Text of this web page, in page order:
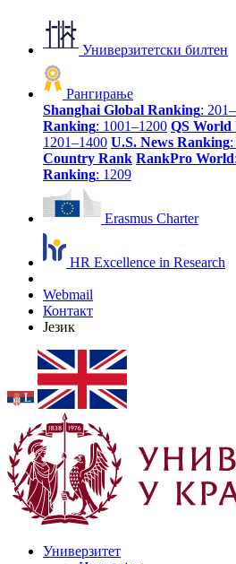
Универзитетски билтен
Рангирање
Shanghai Global Ranking:
Ranking: 1001–1200 QS World
1201–1400 U.S. News Ranking
Country Rank RankPro World
Ranking: 1209
Erasmus Charter
HR Excellence in Research
Webmail
Контакт
Језик
Универзитет